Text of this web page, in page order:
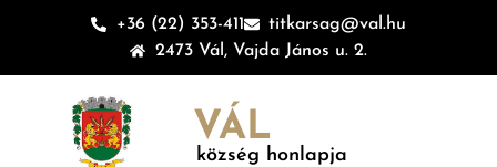
+36 (22) 353-411
titkarsag@val.hu
2473 Vál, Vajda János u. 2.
VÁL
község honlapja